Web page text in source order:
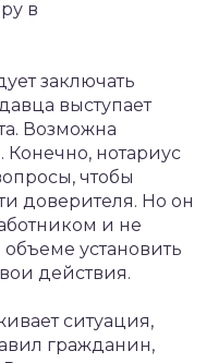
в
заключать
выступает
Возможна
нотариус
чтобы
доверителя. Но он
и не
установить
действия.
ситуация,
гражданин,